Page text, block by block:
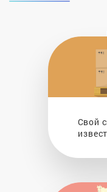
Свой